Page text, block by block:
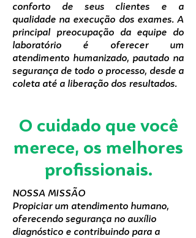
conforto de seus clientes e a
qualidade na execução dos exames. A
principal preocupação da equipe do
laboratório é oferecer um
atendimento humanizado, pautado na
segurança de todo o processo, desde a
coleta até a liberação dos resultados.
O cuidado que você
merece, os melhores
profissionais.
NOSSA MISSÃO
Propiciar um atendimento humano,
oferecendo segurança no auxílio
diagnóstico e contribuindo para a